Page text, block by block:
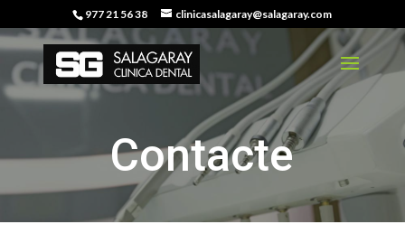
977 21 56 38 clinicasalagaray@salagaray.com
Contacte